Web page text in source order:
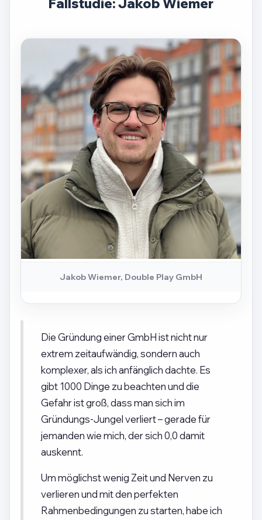
Fallstudie: Jakob Wiemer
Jakob Wiemer, Double Play GmbH
Die Gründung einer GmbH ist nicht nur
extrem zeitaufwändig, sondern auch
komplexer, als ich anfänglich dachte. Es
gibt 1000 Dinge zu beachten und die
Gefahr ist groß, dass man sich im
Gründungs-Jungel verliert – gerade für
jemanden wie mich, der sich 0,0 damit
auskennt.
Um möglichst wenig Zeit und Nerven zu
verlieren und mit den perfekten
Rahmenbedingungen zu starten, habe ich